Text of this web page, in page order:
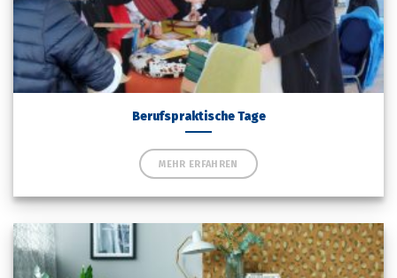
Berufspraktische Tage
MEHR ERFAHREN